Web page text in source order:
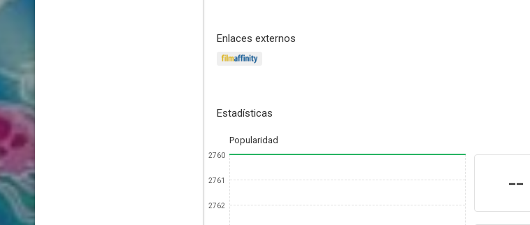
Enlaces externos
Estadísticas
Popularidad
2760
2761
2762
--